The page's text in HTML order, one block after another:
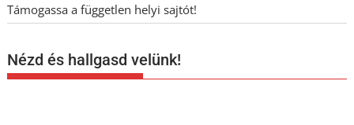
Támogassa a független helyi sajtót!
Nézd és hallgasd velünk!